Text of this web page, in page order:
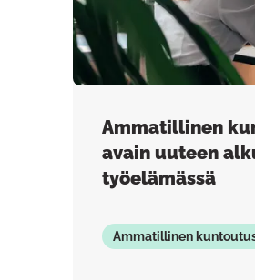
Ammatillinen
avain uuteen
työelämässä
Ammatillinen